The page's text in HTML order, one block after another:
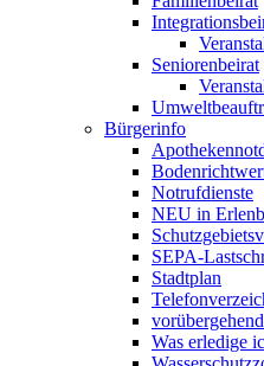
Seniorenbeirat
Bürgerinfo
Notrufdienste
NEU in
SEPA-
Stadtplan
Was erledige